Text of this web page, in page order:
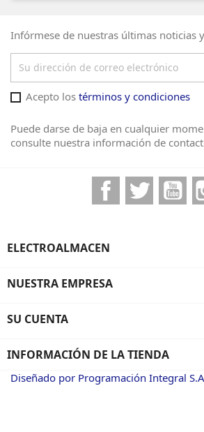
Infórmese de nuestras últimas noticias
Acepto los términos y condiciones
Puede darse de baja en cualquier
consulte nuestra información de
FacebookTwitter
ELECTROALMACEN
NUESTRA EMPRESA
SU CUENTA
INFORMACIÓN DE LA TIENDA
Diseñado por Programación Integral